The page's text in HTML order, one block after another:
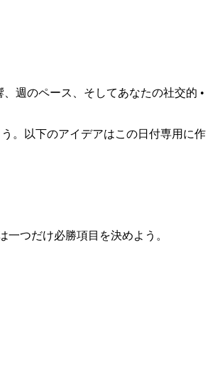
週のペース、そしてあなたの社交的 •
。以下のアイデアはこの日付専用に作
つだけ必勝項目を決めよう。